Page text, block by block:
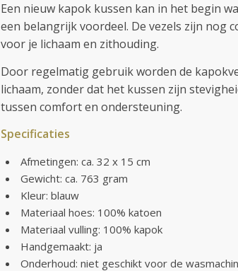
Een nieuw kapok kussen kan in het begin
een belangrijk voordeel. De vezels zijn nog
voor je lichaam en zithouding.
Door regelmatig gebruik worden de
lichaam, zonder dat het kussen zijn
tussen comfort en ondersteuning.
Specificaties
Afmetingen: ca. 32 x 15 cm
Gewicht: ca. 763 gram
Kleur: blauw
Materiaal hoes: 100% katoen
Materiaal vulling: 100% kapok
Handgemaakt: ja
Onderhoud: niet geschikt voor de